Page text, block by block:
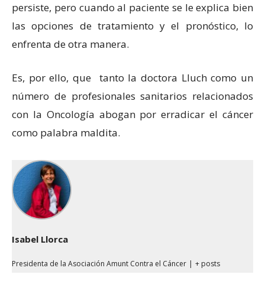
persiste, pero cuando al paciente se le explica bien
las opciones de tratamiento y el pronóstico, lo
enfrenta de otra manera.
Es, por ello, que tanto la doctora Lluch como un
número de profesionales sanitarios relacionados
con la Oncología abogan por erradicar el cáncer
como palabra maldita.
Isabel Llorca
Presidenta de la Asociación Amunt Contra el Cáncer | + posts